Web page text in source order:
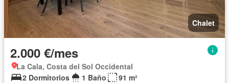
Chalet
2.000 €/mes
La Cala, Costa del Sol Occidental
2 Dormitorios
1 Baño
91 m²